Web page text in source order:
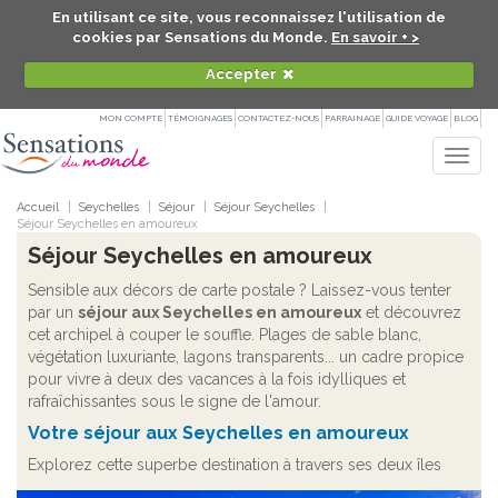
En utilisant ce site, vous reconnaissez l'utilisation de
cookies par Sensations du Monde. En savoir + >
Accepter
MON COMPTE TÉMOIGNAGES CONTACTEZ-NOUS PARRAINAGE GUIDE VOYAGE BLOG
Accueil Seychelles Séjour
Séjour Seychelles
Séjour Seychelles en amoureux
Séjour Seychelles en amoureux
Sensible aux décors de carte postale ? Laissez-vous tenter
par un séjour aux Seychelles en amoureux et découvrez
cet archipel à couper le souffle. Plages de sable blanc,
végétation luxuriante, lagons transparents... un cadre propice
pour vivre à deux des vacances à la fois idylliques et
rafraîchissantes sous le signe de l'amour.
Votre séjour aux Seychelles en amoureux
Explorez cette superbe destination à travers ses deux îles
principales : Mahé et Praslin. Vous serez séduit par ces terres